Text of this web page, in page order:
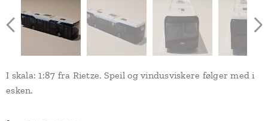
I skala: 1:87 fra Rietze. Speil og vindusviskere følger med i
esken.